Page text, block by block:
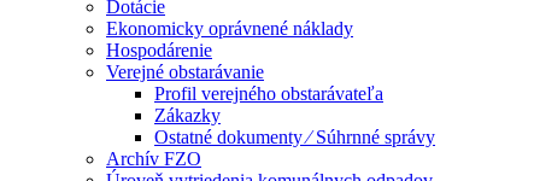
Dotácie
Ekonomicky oprávnené náklady
Hospodárenie
Verejné obstarávanie
Profil verejného obstarávateľa
Zákazky
Ostatné dokumenty ⁄ Súhrnné správy
Archív FZO